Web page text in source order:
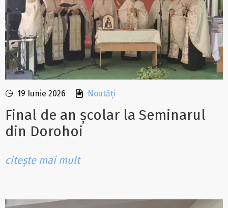
19 Iunie 2026 Noutăți
Final de an școlar la Seminarul
din Dorohoi
citește mai mult